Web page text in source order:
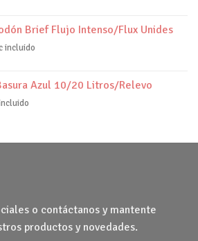
Brief Flujo Intenso/Flux Unides
incluido
Azul 10/20 Litros/Relevo
o contáctanos y mantente
productos y novedades.